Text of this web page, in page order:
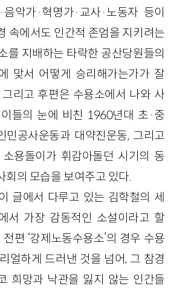
악가·혁명가·교사·노동자 등이
속에서도 인간적 존엄을 지키려는
를 지배하는 타락한 공산당원들의
맞서 어떻게 승리해가는가가 잘
리고 후편은 수용소에서 나와 사
들의 눈에 비친 1960년대 초·중
민공사운동과 대약진운동, 그리고
소용돌이가 휘감아돌던 시기의 동
회의 모습을 보여주고 있다.
글에서 다루고 있는 김학철의 세
서 가장 감동적인 소설이라고 할
편 ‘강제노동수용소’의 경우 수용
얼하게 드러낸 것을 넘어, 그 참경
희망과 낙관을 잃지 않는 인간들